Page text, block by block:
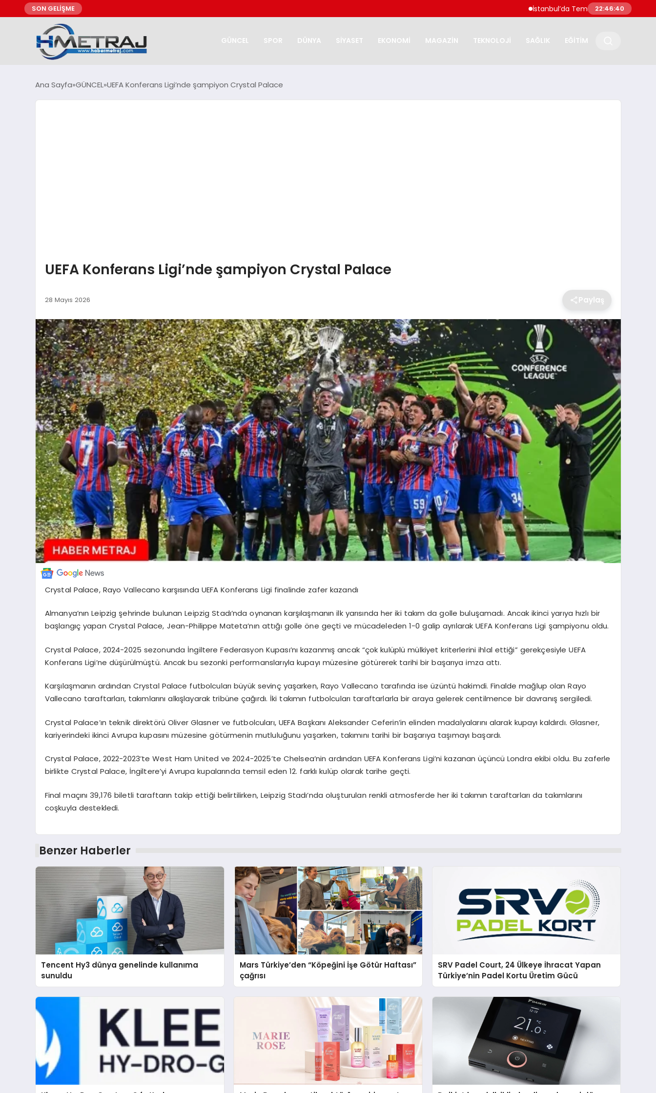
SON GELİŞME İstanbul’da Temmuz Ayı En Çok Artan ve
22:46:41
GÜNCEL SPOR DÜNYA SİYASET EKONOMİ MAGAZİN TEKNOLOJİ SAĞLIK EĞİTİM
Ana Sayfa GÜNCEL UEFA Konferans Ligi’nde şampiyon Crystal Palace
UEFA Konferans Ligi’nde şampiyon Crystal Palace
28 Mayıs 2026 Paylaş
Crystal Palace, Rayo Vallecano karşısında UEFA Konferans Ligi finalinde zafer kazandı
Almanya’nın Leipzig şehrinde bulunan Leipzig Stadı’nda oynanan karşılaşmanın ilk yarısında her iki takım da golle buluşamadı. Ancak ikinci yarıya hızlı bir
başlangıç yapan Crystal Palace, Jean-Philippe Mateta’nın attığı golle öne geçti ve mücadeleden 1-0 galip ayrılarak UEFA Konferans Ligi şampiyonu oldu.
Crystal Palace, 2024-2025 sezonunda İngiltere Federasyon Kupası’nı kazanmış ancak “çok kulüplü mülkiyet kriterlerini ihlal ettiği” gerekçesiyle UEFA
Konferans Ligi’ne düşürülmüştü. Ancak bu sezonki performanslarıyla kupayı müzesine götürerek tarihi bir başarıya imza attı.
Karşılaşmanın ardından Crystal Palace futbolcuları büyük sevinç yaşarken, Rayo Vallecano tarafında ise üzüntü hakimdi. Finalde mağlup olan Rayo
Vallecano taraftarları, takımlarını alkışlayarak tribüne çağırdı. İki takımın futbolcuları taraftarlarla bir araya gelerek centilmence bir davranış sergiledi.
Crystal Palace’ın teknik direktörü Oliver Glasner ve futbolcuları, UEFA Başkanı Aleksander Ceferin’in elinden madalyalarını alarak kupayı kaldırdı. Glasner,
kariyerindeki ikinci Avrupa kupasını müzesine götürmenin mutluluğunu yaşarken, takımını tarihi bir başarıya taşımayı başardı.
Crystal Palace, 2022-2023’te West Ham United ve 2024-2025’te Chelsea’nin ardından UEFA Konferans Ligi’ni kazanan üçüncü Londra ekibi oldu. Bu zaferle
birlikte Crystal Palace, İngiltere’yi Avrupa kupalarında temsil eden 12. farklı kulüp olarak tarihe geçti.
Final maçını 39,176 biletli taraftarın takip ettiği belirtilirken, Leipzig Stadı’nda oluşturulan renkli atmosferde her iki takımın taraftarları da takımlarını
coşkuyla destekledi.
Benzer Haberler
Tencent Hy3 dünya genelinde kullanıma
sunuldu
Mars Türkiye’den “Köpeğini İşe Götür Haftası”
çağrısı
SRV Padel Court, 24 Ülkeye İhracat Yapan
Türkiye’nin Padel Kortu Üretim Gücü